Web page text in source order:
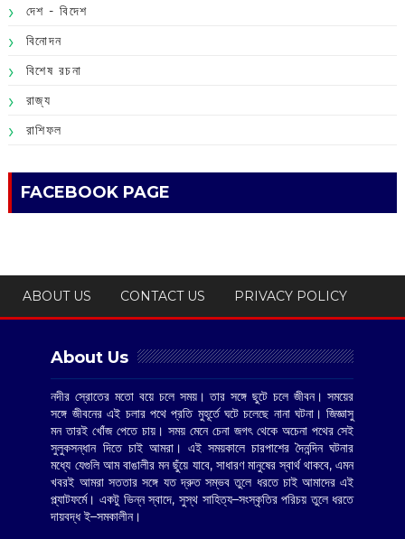
দেশ - বিদেশ
বিনোদন
বিশেষ রচনা
রাজ্য
রাশিফল
FACEBOOK PAGE
ABOUT US CONTACT US PRIVACY POLICY
About Us
নদীর স্রোতের মতো বয়ে চলে সময়। তার সঙ্গে ছুটে চলে জীবন। সময়ের
সঙ্গে জীবনের এই চলার পথে প্রতি মুহূর্তে ঘটে চলেছে নানা ঘটনা। জিজ্ঞাসু
মন তারই খোঁজ পেতে চায়। সময় মেনে চেনা জগৎ থেকে অচেনা পথের সেই
সুলুকসন্ধান দিতে চাই আমরা। এই সময়কালে চারপাশের দৈনন্দিন ঘটনার
মধ্যে যেগুলি আম বাঙালীর মন ছুঁয়ে যাবে, সাধারণ মানুষের স্বার্থ থাকবে, এমন
খবরই আমরা সততার সঙ্গে যত দ্রুত সম্ভব তুলে ধরতে চাই আমাদের এই
প্ল্যাটফর্মে। একটু ভিন্ন স্বাদে, সুস্থ সাহিত্য–সংস্কৃতির পরিচয় তুলে ধরতে
দায়বদ্ধ ই–সমকালীন।